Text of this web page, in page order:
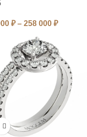
₽ – 258 000 ₽